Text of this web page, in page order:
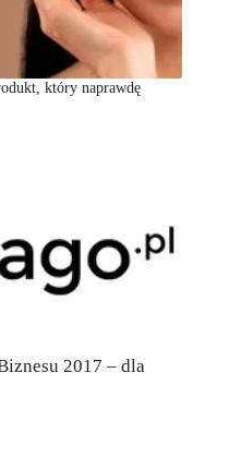
który naprawdę
2017 – dla